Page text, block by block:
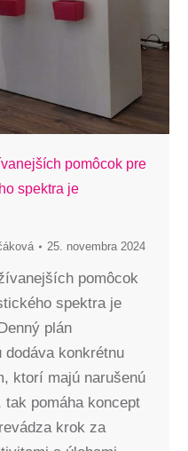
pomôcok pre
spektra je
25. novembra 2024
pomôcok
spektra je
plán
dodáva konkrétnu
ktorí majú narušenú
pomáha koncept
krok za